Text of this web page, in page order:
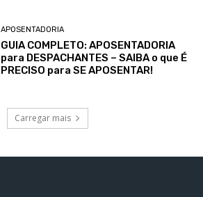
APOSENTADORIA
GUIA COMPLETO: APOSENTADORIA
para DESPACHANTES – SAIBA o que É
PRECISO para SE APOSENTAR!
Carregar mais